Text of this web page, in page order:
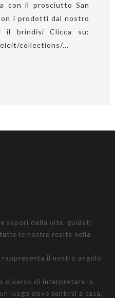
con il prosciutto San
i prodotti dal nostro
brindisi Clicca su:
collections/...
sapori della vita, guidati
le nostre realtà nella
il nostro angolo
diverso di interpretare la
luogo dove sentirsi a casa,